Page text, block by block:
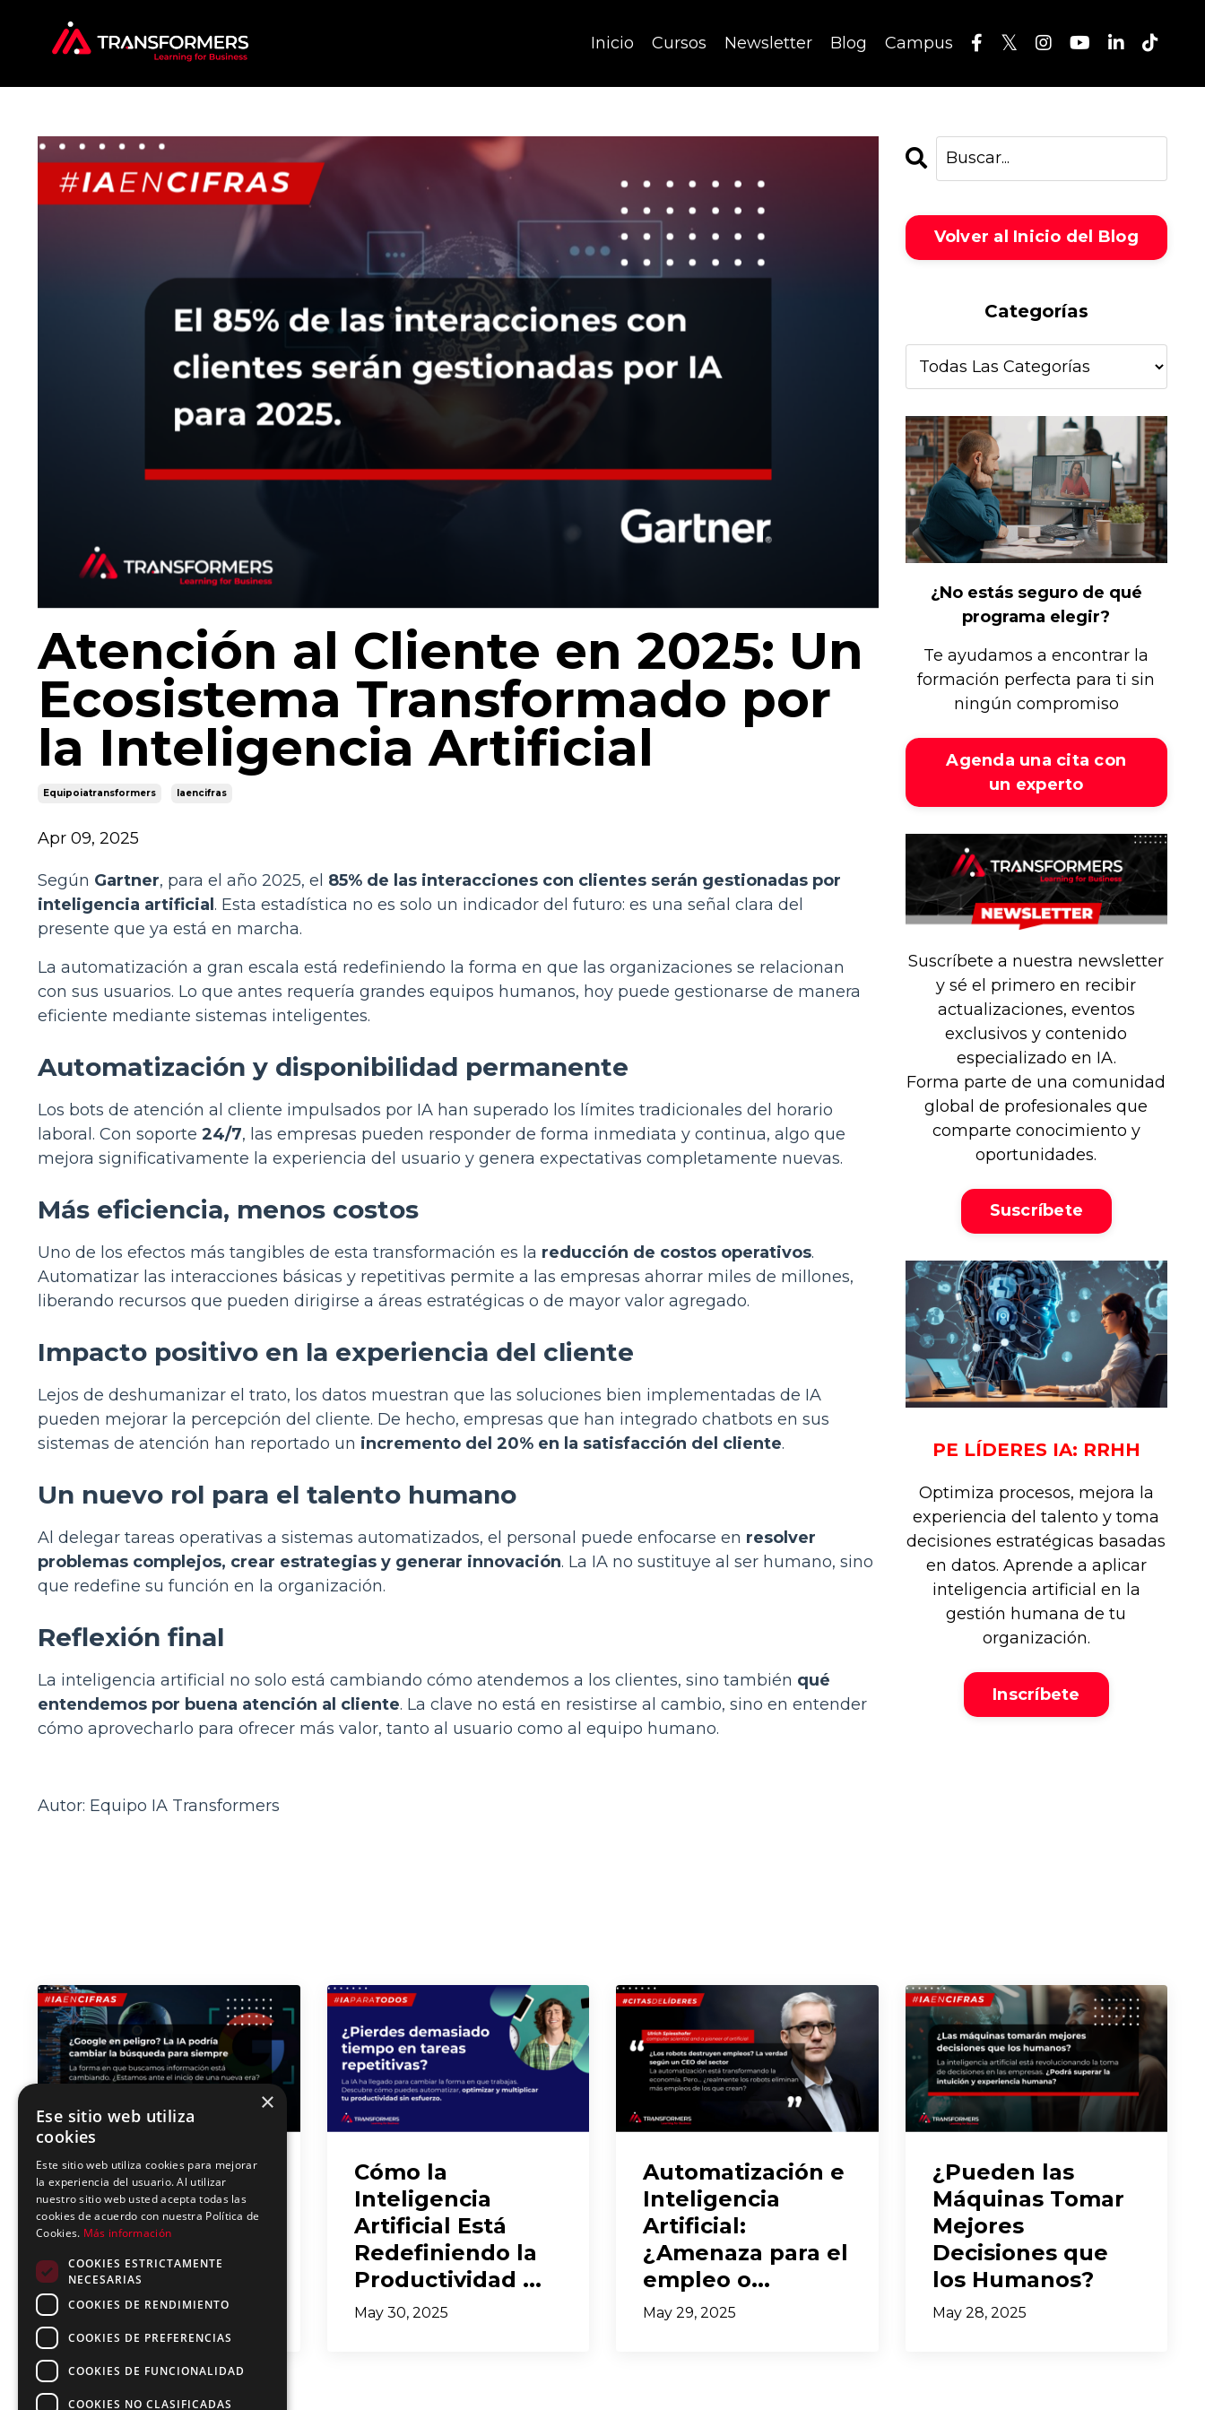
Inicio Cursos Newsletter Blog Campus
Atención al Cliente en 2025: Un
Ecosistema Transformado por
la Inteligencia Artificial
Equipoiatransformers Iaencifras
Apr 09, 2025
Según Gartner, para el año 2025, el 85% de las interacciones con clientes serán gestionadas por
inteligencia artificial . Esta estadística no es solo un indicador del futuro: es una señal clara del
presente que ya está en marcha.
La automatización a gran escala está redefiniendo la forma en que las organizaciones se relacionan
con sus usuarios. Lo que antes requería grandes equipos humanos, hoy puede gestionarse de manera
eficiente mediante sistemas inteligentes.
Automatización y disponibilidad permanente
Los bots de atención al cliente impulsados por IA han superado los límites tradicionales del horario
laboral. Con soporte 24/7, las empresas pueden responder de forma inmediata y continua, algo que
mejora significativamente la experiencia del usuario y genera expectativas completamente nuevas.
Más eficiencia, menos costos
Uno de los efectos más tangibles de esta transformación es la reducción de costos operativos.
Automatizar las interacciones básicas y repetitivas permite a las empresas ahorrar miles de millones,
liberando recursos que pueden dirigirse a áreas estratégicas o de mayor valor agregado.
Impacto positivo en la experiencia del cliente
Lejos de deshumanizar el trato, los datos muestran que las soluciones bien implementadas de IA
pueden mejorar la percepción del cliente. De hecho, empresas que han integrado chatbots en sus
sistemas de atención han reportado un incremento del 20% en la satisfacción del cliente.
Un nuevo rol para el talento humano
Al delegar tareas operativas a sistemas automatizados, el personal puede enfocarse en resolver
problemas complejos, crear estrategias y generar innovación. La IA no sustituye al ser humano, sino
que redefine su función en la organización.
Reflexión final
La inteligencia artificial no solo está cambiando cómo atendemos a los clientes, sino también qué
entendemos por buena atención al cliente. La clave no está en resistirse al cambio, sino en entender
cómo aprovecharlo para ofrecer más valor, tanto al usuario como al equipo humano.
Autor: Equipo IA Transformers
Volver al Inicio del Blog
Categorías
¿No estás seguro de qué
programa elegir?
Te ayudamos a encontrar la
formación perfecta para ti sin
ningún compromiso
Agenda una cita con
un experto
Suscríbete a nuestra newsletter
y sé el primero en recibir
actualizaciones, eventos
exclusivos y contenido
especializado en IA.
Forma parte de una comunidad
global de profesionales que
comparte conocimiento y
oportunidades.
Suscríbete
PE LÍDERES IA: RRHH
Optimiza procesos, mejora la
experiencia del talento y toma
decisiones estratégicas basadas
en datos. Aprende a aplicar
inteligencia artificial en la
gestión humana de tu
organización.
Inscríbete
¿Está Cambiando
la Búsqueda para
Siempre? El
Desafío de la IA a
Google
May 31, 2025
Cómo la
Inteligencia
Artificial Está
Redefiniendo la
Productividad ...
May 30, 2025
Automatización e
Inteligencia
Artificial:
¿Amenaza para el
empleo o...
May 29, 2025
¿Pueden las
Máquinas Tomar
Mejores
Decisiones que
los Humanos?
May 28, 2025
×
Ese sitio web utiliza
cookies
Este sitio web utiliza cookies para mejorar
la experiencia del usuario. Al utilizar
nuestro sitio web usted acepta todas las
cookies de acuerdo con nuestra Política de
Cookies. Más información
COOKIES ESTRICTAMENTE
NECESARIAS
COOKIES DE RENDIMIENTO
COOKIES DE PREFERENCIAS
COOKIES DE FUNCIONALIDAD
COOKIES NO CLASIFICADAS